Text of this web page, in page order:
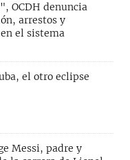
OCDH denuncia
arrestos y
el sistema
el otro eclipse
Messi, padre y